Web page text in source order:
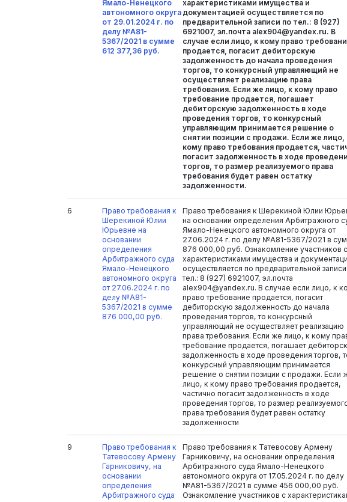
Ямало-Ненецкого
автономного округа
от 29.01.2024 г. по
делу №А81-
5367/2021 в сумме
612 377,36 руб.
характеристиками имущества и
документацией осуществляется по
предварительной записи по тел.: 8 (927)
6921007, эл.почта alex904@yandex.ru. В
случае если лицо, к кому право
продается, погасит дебиторскую
задолженность до начала проведения
торгов, то конкурсный управляющий не
осуществляет реализацию права
требования. Если же лицо, к кому право
требование продается, погашает
дебиторскую задолженность в ходе
проведения торгов, то конкурсный
управляющим принимается решение о
снятии позиции с продажи. Если же лицо,
кому право требования продается,
погасит задолженность в ходе
торгов, то размер реализуемого права
требования будет равен остатку
задолженности.
6
Право требования к
Шерекиной Юлии
Юрьевне на
основании
определения
Арбитражного суда
Ямало-Ненецкого
автономного округа
от 27.06.2024 г. по
делу №А81-
5367/2021 в сумме
876 000,00 руб.
Право требования к Шерекиной Юлии
на основании определения Арбитражного
Ямало-Ненецкого автономного округа от
27.06.2024 г. по делу №А81-5367/2021 в
876 000,00 руб. Ознакомление участников с
характеристиками имущества и
осуществляется по предварительной
тел.: 8 (927) 6921007, эл.почта
alex904@yandex.ru. В случае если лицо, к
право требование продается, погасит
дебиторскую задолженность до начала
проведения торгов, то конкурсный
управляющий не осуществляет реализацию
права требования. Если же лицо, к кому
требование продается, погашает
задолженность в ходе проведения торгов,
конкурсный управляющим принимается
решение о снятии позиции с продажи. Если
лицо, к кому право требования продается,
частично погасит задолженность в ходе
проведения торгов, то размер
права требования будет равен остатку
задолженности
9
Право требования к
Татевосову Армену
Гарниковичу, на
основании
определения
Арбитражного суда
Право требования к Татевосову Армену
Гарниковичу, на основании определения
Арбитражного суда Ямало-Ненецкого
автономного округа от 17.05.2024 г. по делу
№А81-5367/2021 в сумме 456 000,00 руб.
Ознакомление участников с